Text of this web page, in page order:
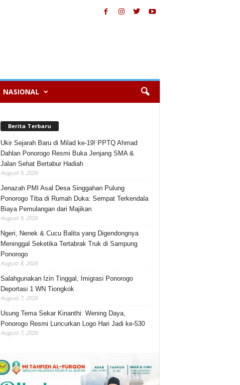
NASIONAL
Berita Terbaru
Ukir Sejarah Baru di Milad ke-19! PPTQ Ahmad
Dahlan Ponorogo Resmi Buka Jenjang SMA &
Jalan Sehat Bertabur Hadiah
August 9, 2026
Jenazah PMI Asal Desa Singgahan Pulung
Ponorogo Tiba di Rumah Duka: Sempat Terkendala
Biaya Pemulangan dari Majikan
August 9, 2026
Ngeri, Nenek & Cucu Balita yang Digendongnya
Meninggal Seketika Tertabrak Truk di Sampung
Ponorogo
August 8, 2026
Salahgunakan Izin Tinggal, Imigrasi Ponorogo
Deportasi 1 WN Tiongkok
August 7, 2026
Usung Tema Sekar Kinanthi: Wening Daya,
Ponorogo Resmi Luncurkan Logo Hari Jadi ke-530
August 7, 2026